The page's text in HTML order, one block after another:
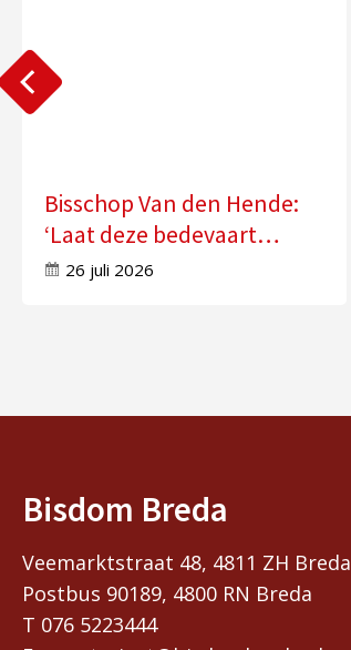
Bisschop Van den Hende:
‘Laat deze bedevaart
doorwerken in uw leven’
26 juli 2026
Bisdom Breda
Veemarktstraat 48, 4811 ZH Breda
Postbus 90189, 4800 RN Breda
T 076 5223444